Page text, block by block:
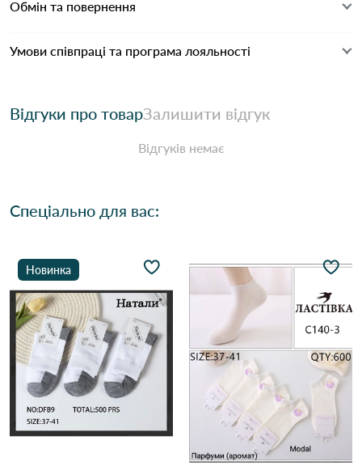
Обмін та повернення
Умови співпраці та програма лояльності
Відгуки про товарЗалишити відгук
Відгуків немає
Спеціально для вас:
Новинка